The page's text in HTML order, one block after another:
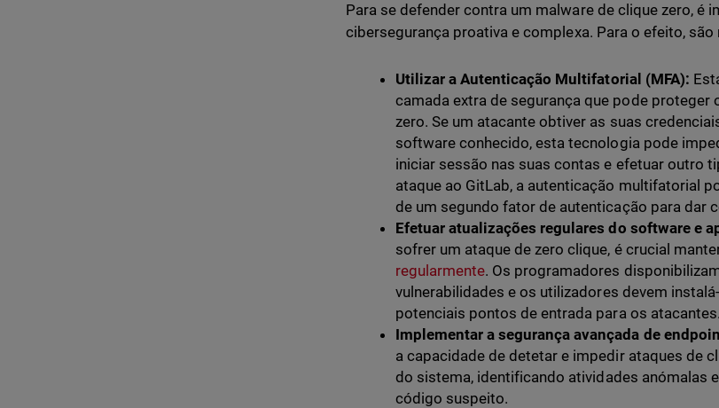
Para se defender contra um malware de clique zero, é
cibersegurança proativa e complexa. Para o efeito,
Utilizar a Autenticação Multifatorial (MFA):
camada extra de segurança que pode
zero. Se um atacante obtiver as suas
software conhecido, esta tecnologia pode
iniciar sessão nas suas contas e efetuar outro
ataque ao GitLab, a autenticação multifatorial
de um segundo fator de autenticação para dar
Efetuar atualizações regulares do software e
sofrer um ataque de zero clique, é crucial
regularmente. Os programadores
vulnerabilidades e os utilizadores devem
potenciais pontos de entrada para os atacantes.
Implementar a segurança avançada de
a capacidade de detetar e impedir ataques de
do sistema, identificando atividades anómalas
código suspeito.